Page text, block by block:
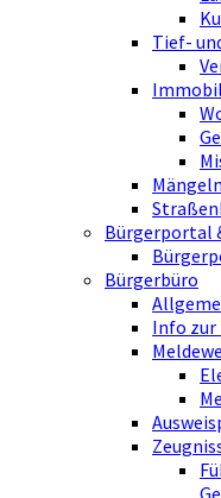
Tief-
Bürgerportal
Bürgerbüro
Info zur